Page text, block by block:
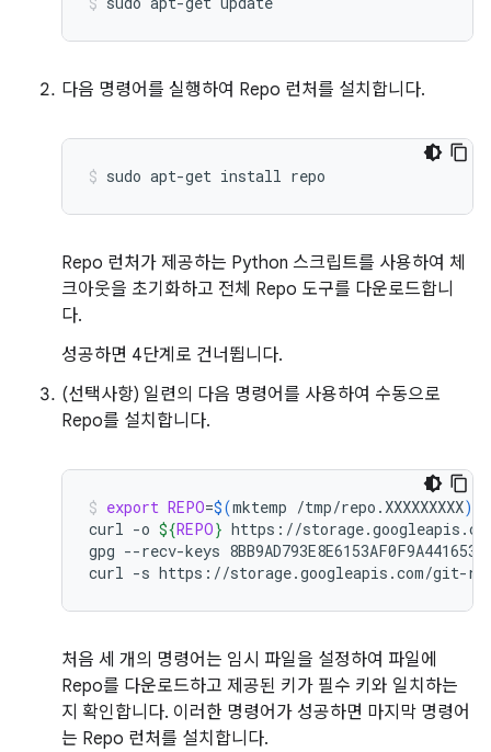
다음 명령어를 실행하여 Repo 런처를 설치합니다.
sudo apt-get install repo
Repo 런처가 제공하는 Python 스크립트를 사용하여 체
크아웃을 초기화하고 전체 Repo 도구를 다운로드합니
다.
성공하면 4단계로 건너뜁니다.
(선택사항) 일련의 다음 명령어를 사용하여 수동으로
Repo를 설치합니다.
export REPO=$(mktemp /tmp/repo.XXXXXXXXX)
curl -o ${REPO} https://
gpg --recv-keys
curl -s https://storage.googleapis.com/git-
처음 세 개의 명령어는 임시 파일을 설정하여 파일에
Repo를 다운로드하고 제공된 키가 필수 키와 일치하는
지 확인합니다. 이러한 명령어가 성공하면 마지막 명령어
는 Repo 런처를 설치합니다.